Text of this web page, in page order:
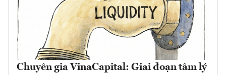
Chuyên gia VinaCapital: Giai đoạn tâm lý